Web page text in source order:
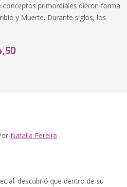
primordiales dieron forma
y Muerte. Durante siglos, los
Natalia Pereira
descubrió que dentro de su